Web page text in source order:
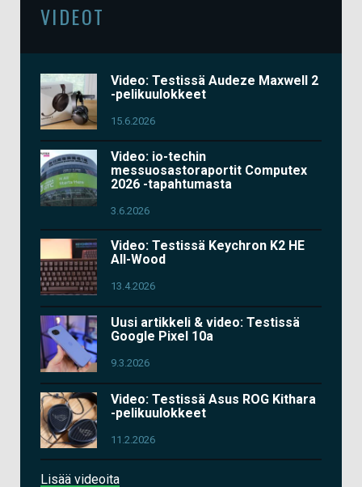
VIDEOT
Video: Testissä Audeze Maxwell 2
-pelikuulokkeet
15.6.2026
Video: io-techin
messuosastoraportit Computex
2026 -tapahtumasta
3.6.2026
Video: Testissä Keychron K2 HE
All-Wood
13.4.2026
Uusi artikkeli & video: Testissä
Google Pixel 10a
9.3.2026
Video: Testissä Asus ROG Kithara
-pelikuulokkeet
11.2.2026
Lisää videoita